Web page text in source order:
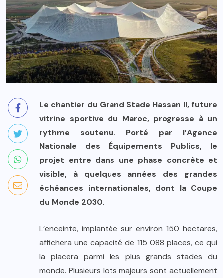
Le chantier du Grand Stade Hassan II, future
vitrine sportive du Maroc, progresse à un
rythme soutenu. Porté par l’Agence
Nationale des Équipements Publics, le
projet entre dans une phase concrète et
visible, à quelques années des grandes
échéances internationales, dont la Coupe
du Monde 2030.
L’enceinte, implantée sur environ 150 hectares,
affichera une capacité de 115 088 places, ce qui
la placera parmi les plus grands stades du
monde. Plusieurs lots majeurs sont actuellement